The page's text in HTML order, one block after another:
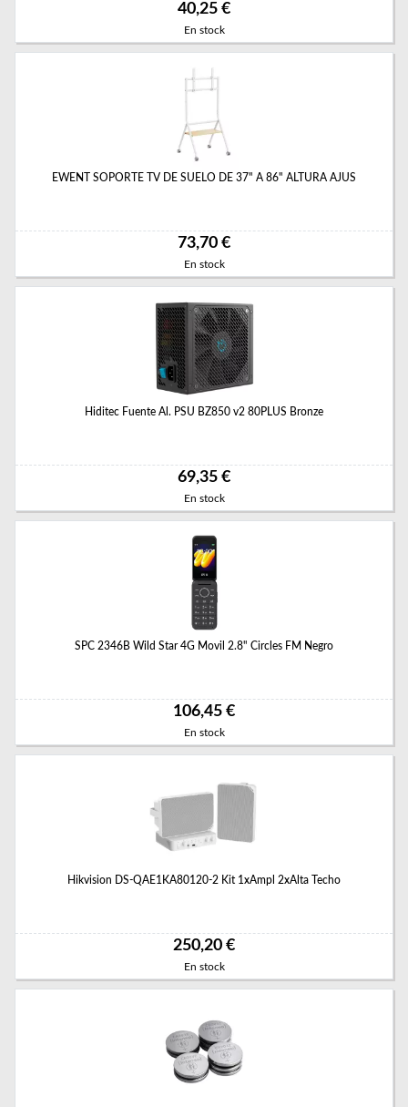
40,25 €
En stock
EWENT SOPORTE TV DE SUELO DE 37" A 86" ALTURA AJUS
73,70 €
En stock
Hiditec Fuente Al. PSU BZ850 v2 80PLUS Bronze
69,35 €
En stock
SPC 2346B Wild Star 4G Movil 2.8" Circles FM Negro
106,45 €
En stock
Hikvision DS-QAE1KA80120-2 Kit 1xAmpl 2xAlta Techo
250,20 €
En stock